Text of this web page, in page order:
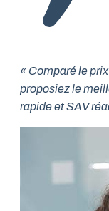
« Comparé le
proposiez le
rapide et SAV